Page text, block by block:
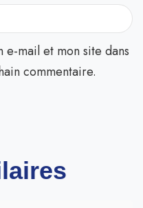
mail et mon site dans
commentaire.